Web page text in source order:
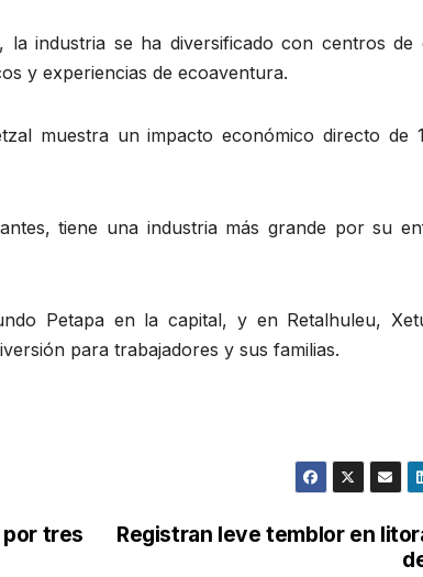
industria se ha diversificado con centros de
y experiencias de ecoaventura.
muestra un impacto económico directo de
tiene una industria más grande por su
Petapa en la capital, y en Retalhuleu,
para trabajadores y sus familias.
Registran leve temblor en
por tres